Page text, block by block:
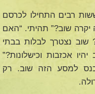
רבים התחילו לכרסם
יקרה שוב?” תהיתי. “האם
שוב נצטרך לבלות בבתי
אכזבות וכישלונות?”
למסע הזה שוב. רק